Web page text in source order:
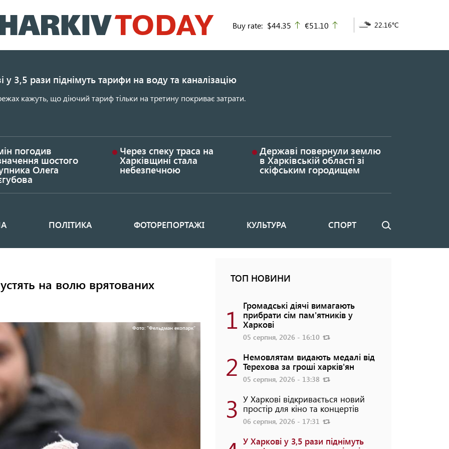
до
основного
Buy rate: $44.35 up
€51.10 22.16°C
у 3,5 рази піднімуть тарифи на воду та каналізацію
кажуть, що діючий тариф тільки на третину покриває затрати.
погодив
шостого
Олега
Через спеку траса на
Харківщині стала
небезпечною
Державі повернули землю
в Харківській області зі
скіфським городищем
ПОЛІТИКА ФОТОРЕПОРТАЖІ КУЛЬТУРА СПОРТ Пошук
на волю врятованих
Фото: "Фельдман екопарк"
ТОП НОВИНИ
1 Громадські діячі вимагають
прибрати сім пам'ятників у
Харкові
05 серпня, 2026 - 16:10
2 Немовлятам видають медалі від
Терехова за гроші харків'ян
05 серпня, 2026 - 13:38
3 У Харкові відкривається новий
простір для кіно та концертів
06 серпня, 2026 - 17:31
У Харкові у 3,5 рази піднімуть